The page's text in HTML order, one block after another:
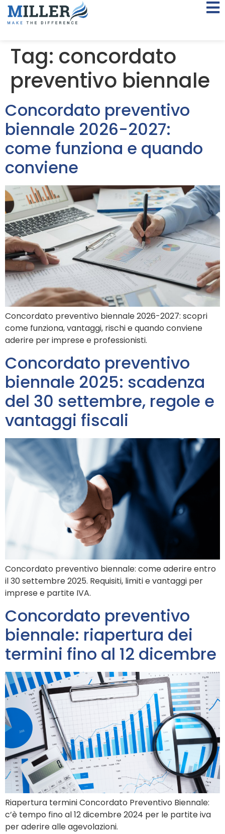
Tag: concordato
preventivo biennale
Concordato preventivo
biennale 2026-2027:
come funziona e quando
conviene
Concordato preventivo biennale 2026-2027: scopri
come funziona, vantaggi, rischi e quando conviene
aderire per imprese e professionisti.
Concordato preventivo
biennale 2025: scadenza
del 30 settembre, regole e
vantaggi fiscali
Concordato preventivo biennale: come aderire entro
il 30 settembre 2025. Requisiti, limiti e vantaggi per
imprese e partite IVA.
Concordato preventivo
biennale: riapertura dei
termini fino al 12 dicembre
Riapertura termini Concordato Preventivo Biennale:
c’è tempo fino al 12 dicembre 2024 per le partite iva
per aderire alle agevolazioni.